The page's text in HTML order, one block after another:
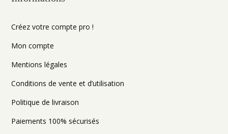
Créez votre compte pro !
Mon compte
Mentions légales
Conditions de vente et d’utilisation
Politique de livraison
Paiements 100% sécurisés